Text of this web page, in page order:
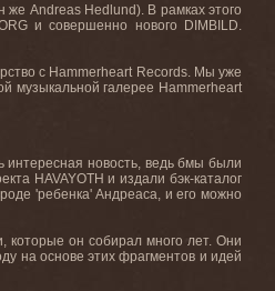
же Andreas Hedlund). В рамках этого
и совершенно нового DIMBILD.
с Hammerheart Records. Мы уже
музыкальной галерее Hammerheart
интересная новость, ведь бмы были
HAVAYOTH и издали бэк-каталог
'ребенка' Андреаса, и его можно
которые он собирал много лет. Они
на основе этих фрагментов и идей